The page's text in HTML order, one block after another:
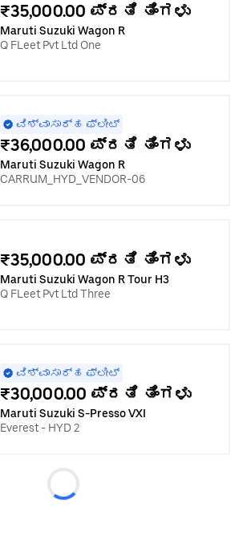
₹35,000.00 ಪ್ರತಿ ತಿಂಗಳು
Maruti Suzuki Wagon R
Q FLeet Pvt Ltd One
ವಿಶ್ವಾಸಾರ್ಹ ಫ್ಲೀಟ್
₹36,000.00 ಪ್ರತಿ ತಿಂಗಳು
Maruti Suzuki Wagon R
CARRUM_HYD_VENDOR-06
₹35,000.00 ಪ್ರತಿ ತಿಂಗಳು
Maruti Suzuki Wagon R Tour H3
Q FLeet Pvt Ltd Three
ವಿಶ್ವಾಸಾರ್ಹ ಫ್ಲೀಟ್
₹30,000.00 ಪ್ರತಿ ತಿಂಗಳು
Maruti Suzuki S-Presso VXI
Everest - HYD 2